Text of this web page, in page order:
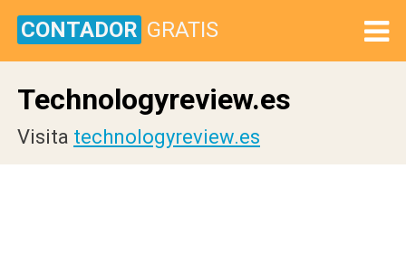
CONTADOR GRATIS
Technologyreview.es
Visita technologyreview.es